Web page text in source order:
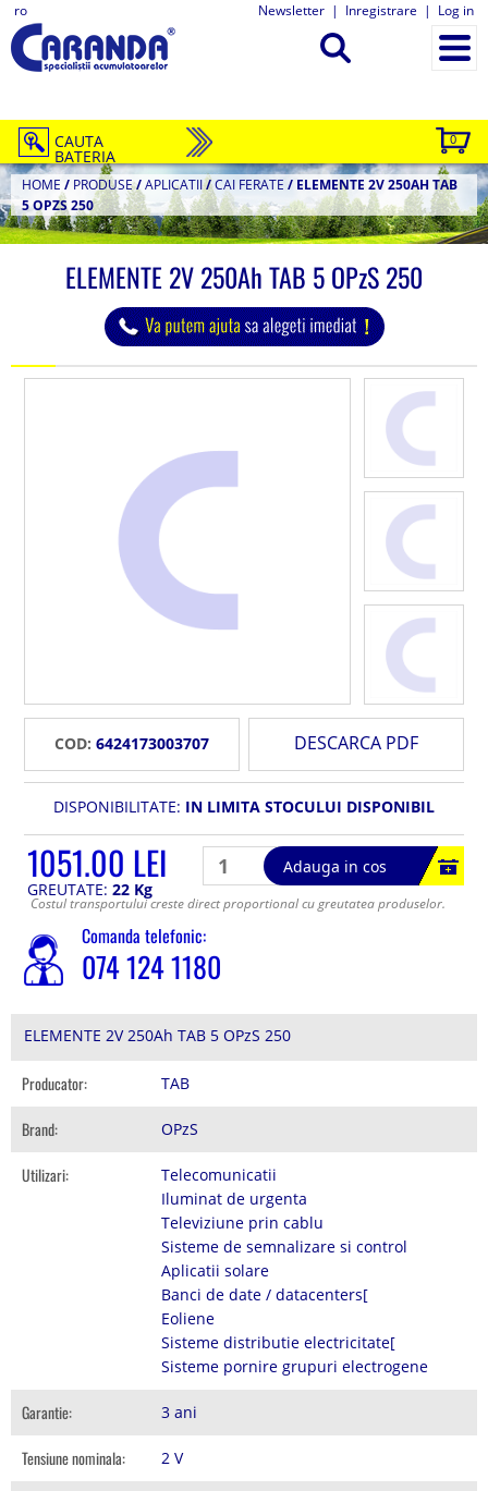
ro Newsletter | Inregistrare | Log in
0
CAUTA
BATERIA
HOME / PRODUSE/APLICATII/CAI FERATE / ELEMENTE 2V 250AH TAB
5 OPZS 250
ELEMENTE 2V 250Ah TAB 5 OPzS 250
COD: 6424173003707 DESCARCA PDF
DISPONIBILITATE: IN LIMITA STOCULUI DISPONIBIL
1051.00 LEI
Adauga in cos
GREUTATE: 22 Kg
Costul transportului creste direct proportional cu greutatea produselor.
Comanda telefonic:
074 124 1180
ELEMENTE 2V 250Ah TAB 5 OPzS 250
Producator: TAB
Brand: OPzS
Utilizari:
Telecomunicatii
Iluminat de urgenta
Televiziune prin cablu
Sisteme de semnalizare si control
Aplicatii solare
Banci de date / datacenters[
Eoliene
Sisteme distributie electricitate[
Sisteme pornire grupuri electrogene
Garantie: 3 ani
Tensiune nominala: 2 V